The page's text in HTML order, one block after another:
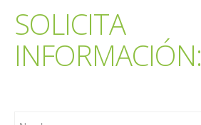
SOLICITA
INFORMACIÓN: